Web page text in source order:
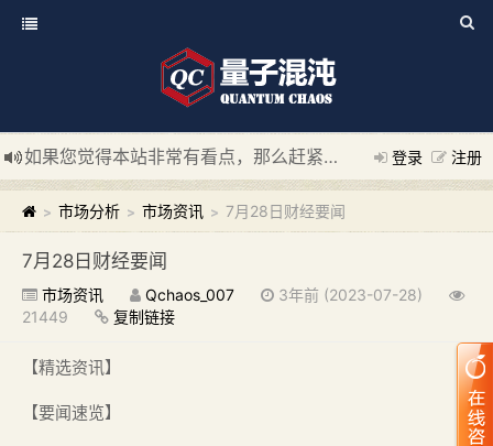
登录 注册
如果您觉得本站非常有看点，那么赶紧使用Ctrl+D 收藏我们吧
新添加量子混沌系统板块，欢迎大家访问！
---“量子混沌系
> 市场分析 > 市场资讯 > 7月28日财经要闻
7月28日财经要闻
市场资讯 Qchaos_007
3年前 (2023-07-28)
21449
复制链接
【精选资讯】
【要闻速览】